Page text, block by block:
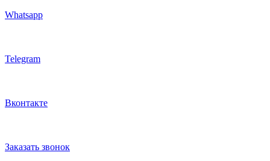
Whatsapp
Telegram
Вконтакте
Заказать звонок